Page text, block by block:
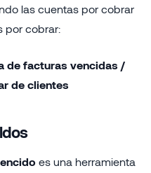
las cuentas por cobrar
por cobrar:
de facturas vencidas /
de clientes
es una herramienta